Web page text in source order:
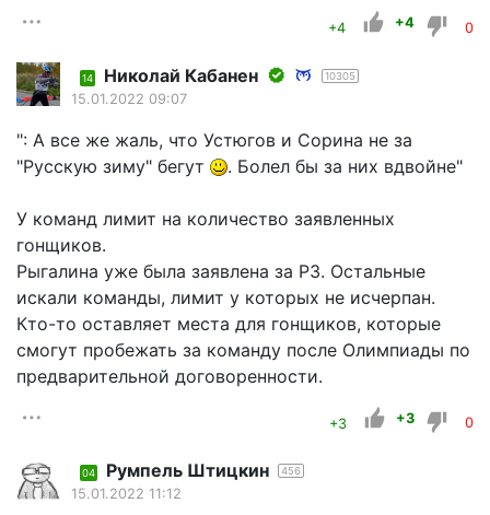
+4 +4 0
14 Николай Кабанен 10305
15.01.2022 09:07
": А все же жаль, что Устюгов и Сорина не за
"Русскую зиму" бегут
. Болел бы за них вдвойне"
У команд лимит на количество заявленных
гонщиков.
Рыгалина уже была заявлена за РЗ. Остальные
искали команды, лимит у которых не исчерпан.
Кто-то оставляет места для гонщиков, которые
смогут пробежать за команду после Олимпиады по
предварительной договоренности.
+3 +3 0
04 Румпель Штицкин 456
15.01.2022 11:12